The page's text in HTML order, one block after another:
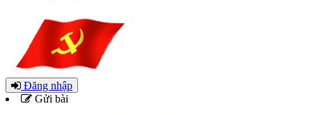
Đăng nhập
Gửi bài